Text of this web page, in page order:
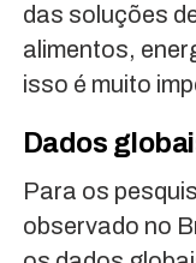
das soluções
alimentos,
isso é muito
Dados
Para os
observado no